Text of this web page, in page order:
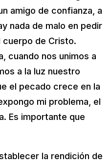
amigo de confianza, a
nada de malo en pedir
cuerpo de Cristo.
cuando nos unimos a
a la luz nuestro
el pecado crece en la
mi problema, el
Es importante que
la rendición de